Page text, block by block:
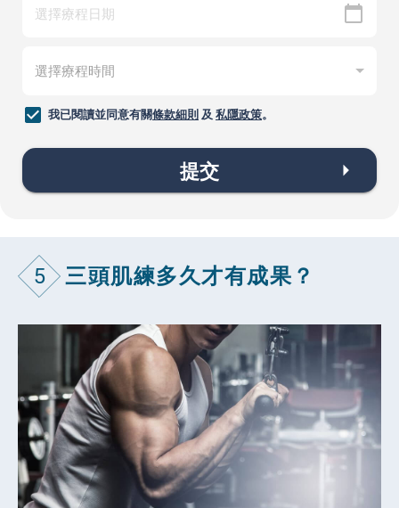
我已閱讀並同意有關條款細則及 私隱政策。
提交
5 三頭肌練多久才有成果？